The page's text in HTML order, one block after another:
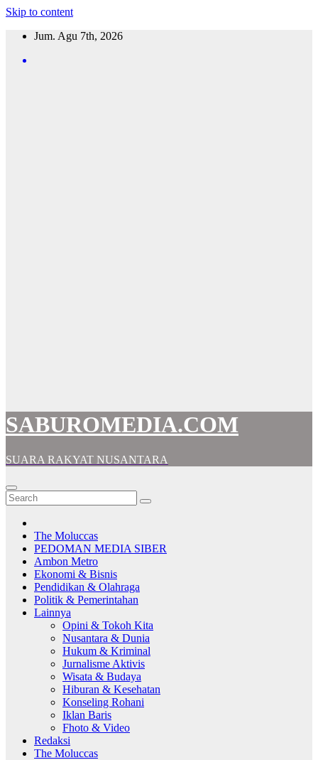
Skip to content
Jum. Agu 7th, 2026
SABUROMEDIA.COM
SUARA RAKYAT NUSANTARA
The Moluccas
PEDOMAN MEDIA SIBER
Ambon Metro
Ekonomi & Bisnis
Pendidikan & Olahraga
Politik & Pemerintahan
Lainnya
Opini & Tokoh Kita
Nusantara & Dunia
Hukum & Kriminal
Jurnalisme Aktivis
Wisata & Budaya
Hiburan & Kesehatan
Konseling Rohani
Iklan Baris
Fhoto & Video
Redaksi
The Moluccas